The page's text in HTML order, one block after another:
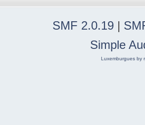
SMF 2.0.19|
Simple
Luxemburgues by